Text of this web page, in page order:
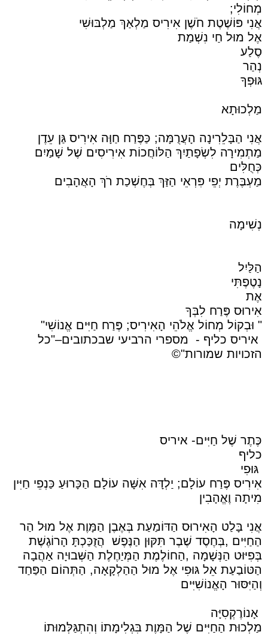
מְחוֹלִי;
אֲנִי פּוֹשֶׁטֶת חֹשֶׁן אִירִיס מַלְאַךְ מַלְבּוּשִׁי
אֶל מוּל חַי נִשְׁמַת
סֶלַע
נְהַר
גּוּפְךָ
מַלְכוּתָא
אֲנִי הַבָּלֵרִינָה הָעֲרֻמָּה; כַּפֶּרַח חַוָּה אִירִיס גַּן עֵדֶן
מַתְמִירָה לִשְׂפָתַיִךְ הַלּוֹחֲכוֹת אִירִיסִים שֶׁל שָׁמַיִם
כְּחֻלִּים
מַעְבֶּרֶת יְפֵי פִּרְאֵי הַזַּךְ בְּחֶשְׁכַת רֹךְ הָאֲהָבִים
נְשִׁימָה
הַלַּיִל
נָטֶפֶתִּי
אֶת
אִירוּס פֶּרַח לִבְּךָ
" וּבְקוֹל מְחוֹל אֱלֹהֵי הָאִירִיס; פֶּרַח חַיִּים אֱנוֹשִׁי"
איריס כליף - מספרי הרביעי שבכתובים–"כל
הזכויות שמורות"©️
כֶּתֶר שֶׁל חַיִּים- איריס
כליף
גּוּפִי
אִירִיס פֶּרַח עוֹלָם; יַלְדָּה אִשָּׁה עוֹלָם הַכָּרוּעַ כַּנְפֵי חַיִּין
מִיתָה וֶאֱהָבִין
אֲנִי בָּלַט הָאִירוּס הַדּוֹמַעַת בְּאֶבֶן הַמָּוֶת אֶל מוּל הַר
הַחַיִּים ,בְּחֶסֶד שֶׁבֶר תִּקּוּן הַנֶּפֶשׁ
הֲזֻכַּכְתָּ הָרוֹגֶשֶׁת
בְּפִיּוּט הַנְּשָׁמָה ,הַחוֹלֶמֶת הַמְּיַחֶלֶת הַשְּׁבוּיָה אַהֲבָה
הַטּוֹבַעַת אֵל גּוּפִי אֶל מוּל הַהַלְקָאָה, הַתְּהוֹם הַפַּחַד
וְהַיִּסּוּר הָאֱנוֹשִׁיִּים
אָנוֹרֶקְסִיָּה
מַלְכוּת הַחַיִּים שֶׁל הַמָּוֶת בִּגְלִימָתוֹ וְהִתְגַּלְּמוּתוֹ